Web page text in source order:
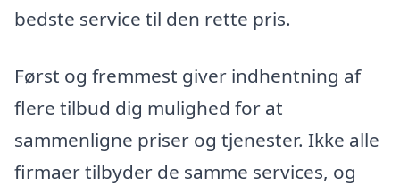
bedste service til den rette pris.
Først og fremmest giver indhentning af
flere tilbud dig mulighed for at
sammenligne priser og tjenester. Ikke alle
firmaer tilbyder de samme services, og